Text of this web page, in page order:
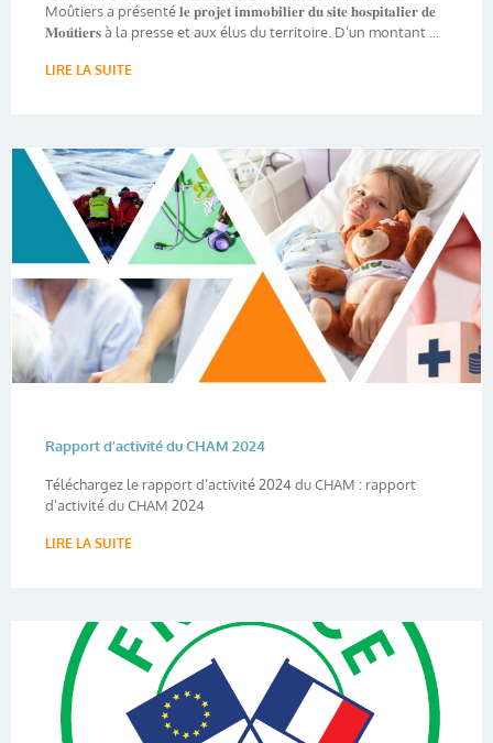
Moûtiers a présenté 𝐥𝐞 𝐩𝐫𝐨𝐣𝐞𝐭 𝐢𝐦𝐦𝐨𝐛𝐢𝐥𝐢𝐞𝐫 𝐝𝐮 𝐬𝐢𝐭𝐞 𝐡𝐨𝐬𝐩𝐢𝐭𝐚𝐥𝐢𝐞𝐫 𝐝𝐞
𝐌𝐨𝐮̂𝐭𝐢𝐞𝐫𝐬 à la presse et aux élus du territoire. D’un montant ...
LIRE LA SUITE
Rapport d’activité du CHAM 2024
Téléchargez le rapport d’activité 2024 du CHAM : rapport
d’activité du CHAM 2024
LIRE LA SUITE